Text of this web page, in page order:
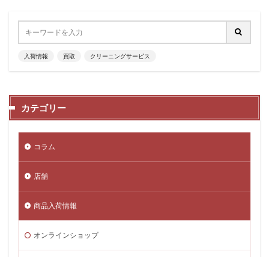
入荷情報 買取 クリーニングサービス
カテゴリー
コラム
店舗
商品入荷情報
オンラインショップ